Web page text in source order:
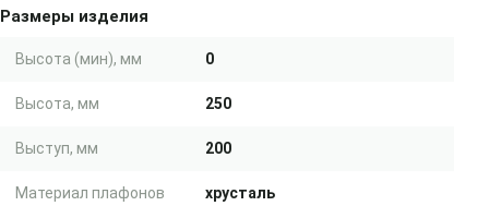
Размеры изделия
Высота (мин), мм 0
Высота, мм 250
Выступ, мм 200
Материал плафонов
хрусталь